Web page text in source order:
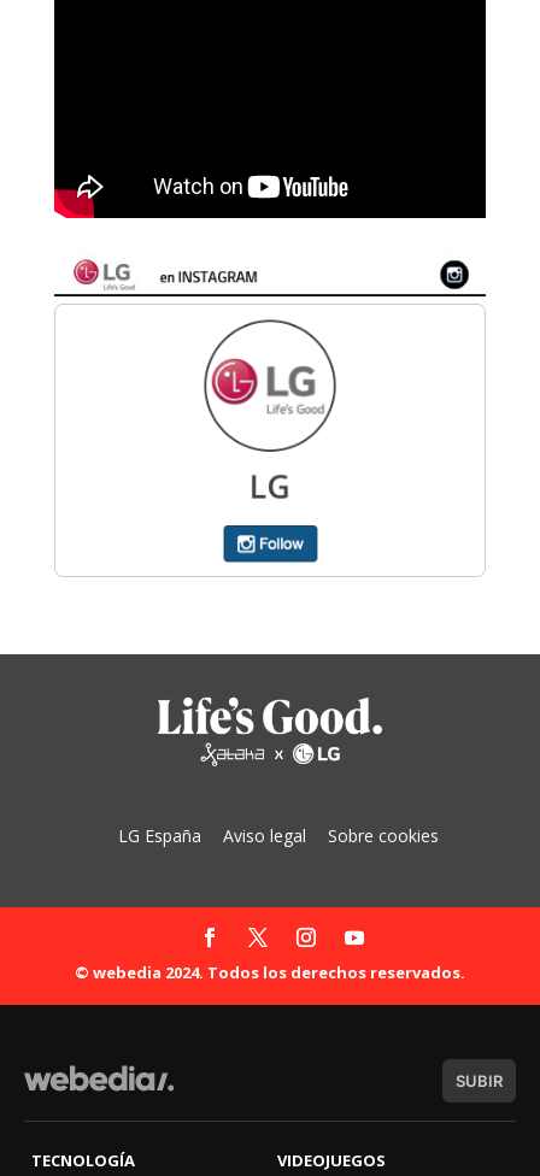
LG España Aviso legal Sobre cookies
© webedia 2024. Todos los derechos reservados.
SUBIR
TECNOLOGÍA
VIDEOJUEGOS